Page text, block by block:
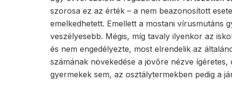
szorosa ez az érték – a nem beazonosított
emelkedhetett. Emellett a mostani vírusmutáns
veszélyesebb. Mégis, míg tavaly ilyenkor az
és nem engedélyezte, most elrendelik az
számának növekedése a jövőre nézve
gyermekek sem, az osztálytermekben pedig a